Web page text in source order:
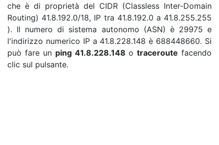
che è di proprietà del CIDR (Classless Inter-Domain
Routing) 41.8.192.0/18, IP tra 41.8.192.0 a 41.8.255.255
). Il numero di sistema autonomo (ASN) è 29975 e
l'indirizzo numerico IP a 41.8.228.148 è 688448660. Si
può fare un ping 41.8.228.148 o traceroute facendo
clic sul pulsante.